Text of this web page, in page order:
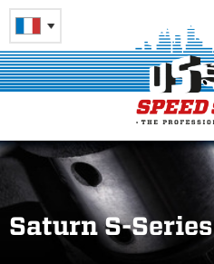
Saturn S-Series